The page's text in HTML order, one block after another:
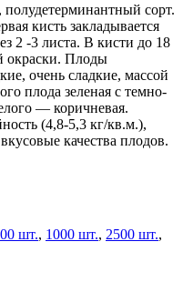
сорт.
кисть закладывается
2 -3 листа. В кисти до 18
окраски. Плоды
очень сладкие, массой
плода зеленая с темно-
— коричневая.
(4,8-5,3 кг/кв.м.),
качества плодов.
шт., 1000 шт., 2500 шт.,